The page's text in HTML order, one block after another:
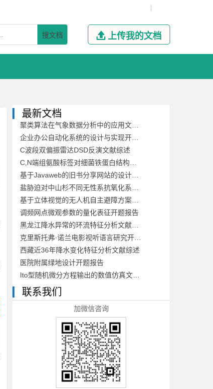
|
搜文档  上传我的文档
最新文档
C波段双偏振雷达DSD反演文献综述
调频网点微观参数的量化表征开题报告
西藏近36年降水变化特征分析文献综述
医院附属绿地设计开题报告
联系我们
加微信咨询